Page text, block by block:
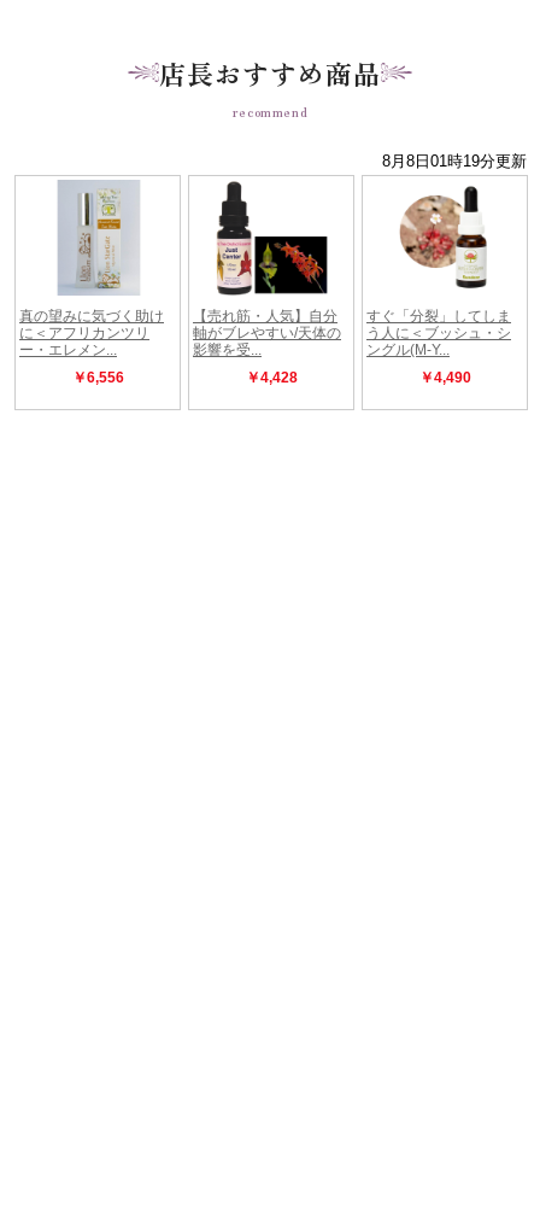
店長おすすめ商品
recommend